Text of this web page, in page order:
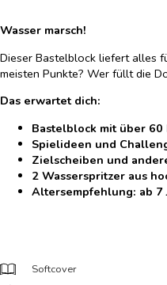
Wasser marsch!
Dieser Bastelblock liefert alles
meisten Punkte? Wer füllt die
Das erwartet dich:
Bastelblock mit über
Spielideen und
Zielscheiben und
2 Wasserspritzer aus
Altersempfehlung: ab 7
Softcover